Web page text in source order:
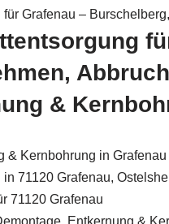
Grafenau –
&
& Kernbohrung in
71120 Grafenau,
71120 Grafenau
Entkernung &